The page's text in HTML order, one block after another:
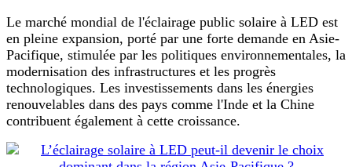
Le marché mondial de l'éclairage public solaire à LED est
en pleine expansion, porté par une forte demande en Asie-
Pacifique, stimulée par les politiques environnementales, la
modernisation des infrastructures et les progrès
technologiques. Les investissements dans les énergies
renouvelables dans des pays comme l'Inde et la Chine
contribuent également à cette croissance.